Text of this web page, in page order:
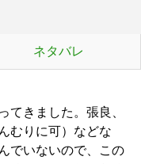
ネタバレ
てきました。張良、
むりに可）などな
でいないので、この